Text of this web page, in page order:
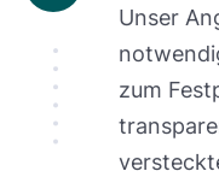
Unser
zum